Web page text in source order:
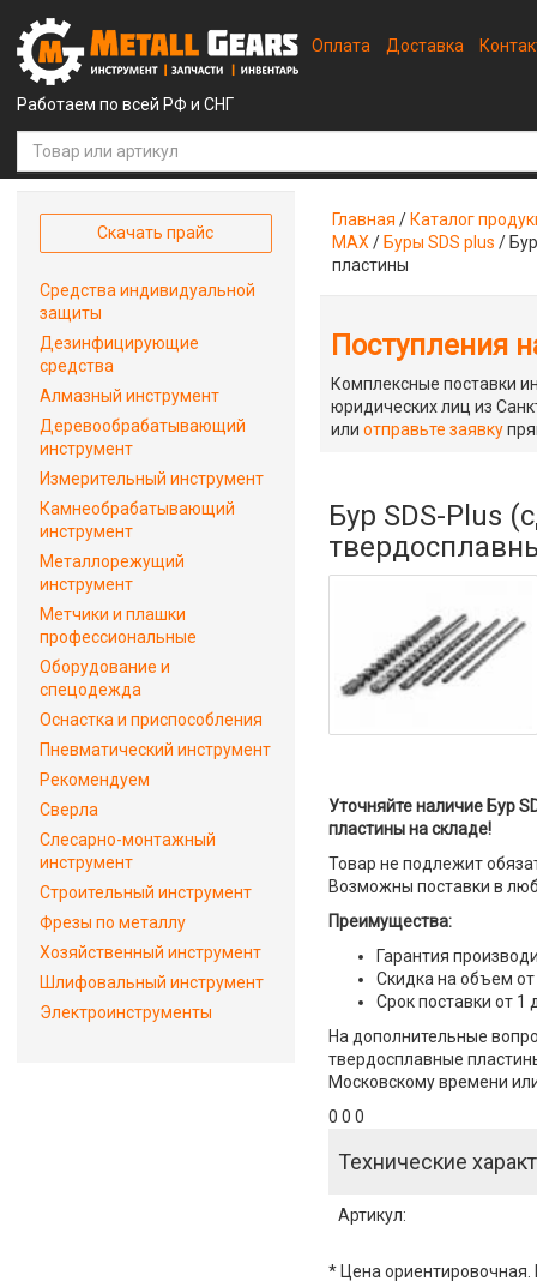
Работаем по всей РФ и СНГ
Оплата Доставка
Главная / Каталог
MAX / Буры SDS plus /
пластины
Поступления
Комплексные поставки
юридических лиц из
илиотправьте заявку
Бур SDS-Plus
Уточняйте наличие Бур
пластины на складе!
Товар не подлежит
Возможны поставки в
Преимущества:
Гарантия
Скидка на объем от
Срок поставки от 1
На дополнительные
твердосплавные
Московскому времени
0 0 0
Технические
Артикул:
* Цена ориентировочная.
Скачать прайс
Средства индивидуальной
защиты
Дезинфицирующие
средства
Алмазный инструмент
Деревообрабатывающий
инструмент
Измерительный инструмент
Камнеобрабатывающий
инструмент
Металлорежущий
инструмент
Метчики и плашки
профессиональные
Оборудование и
спецодежда
Оснастка и приспособления
Пневматический инструмент
Рекомендуем
Сверла
Слесарно-монтажный
инструмент
Строительный инструмент
Фрезы по металлу
Хозяйственный инструмент
Шлифовальный инструмент
Электроинструменты